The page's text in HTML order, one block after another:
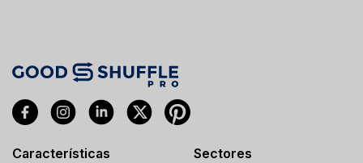
Características Sectores